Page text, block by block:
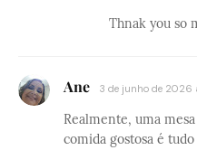
Thnak you so
Ane 3 de junho de 2026
Realmente, uma
comida gostosa é